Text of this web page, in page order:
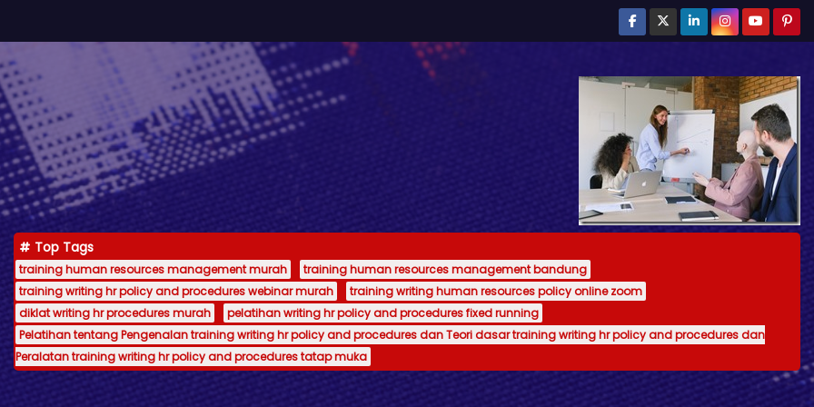
Top Tags
training human resources management murah
training human resources management bandung
training writing hr policy and procedures webinar murah
training writing human resources policy online zoom
diklat writing hr procedures murah
pelatihan writing hr policy and procedures fixed running
Pelatihan tentang Pengenalan training writing hr policy and procedures dan Teori dasar training writing hr policy and procedures dan
Peralatan training writing hr policy and procedures tatap muka